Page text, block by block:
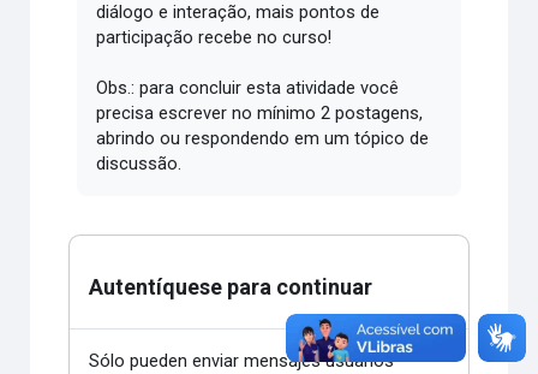
diálogo e interação, mais pontos de
participação recebe no curso!
Obs.: para concluir esta atividade você
precisa escrever no mínimo 2 postagens,
abrindo ou respondendo em um tópico de
discussão.
Autentíquese para continuar
Sólo pueden enviar mensajes usuarios